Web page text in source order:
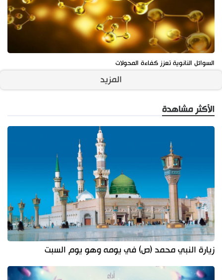
السوائل النانوية تعزز كفاءة المحولات
المزيد
الأكثر مشاهدة
زيارة النبي محمد (ص) في يومه وهو يوم السبت